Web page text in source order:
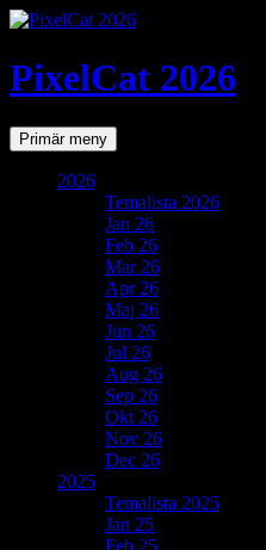
PixelCat 2026
SökPrimär meny Gå
till
2026
Temalista 2026
Jan 26
Feb 26
Mar 26
Apr 26
Maj 26
Jun 26
Jul 26
Aug 26
Sep 26
Okt 26
Nov 26
Dec 26
2025
Temalista 2025
Jan 25
Feb 25